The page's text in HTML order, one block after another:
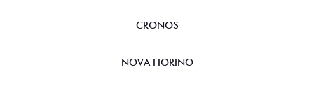
CRONOS
NOVA FIORINO